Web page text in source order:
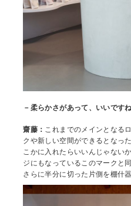
－柔らかさがあって、いいですね
齋藤： これまでのメインとなる
クや新しい空間ができるとなっ
こかに入れたらいいんじゃない
ジにもなっているこのマークと
さらに半分に切った片側を棚什